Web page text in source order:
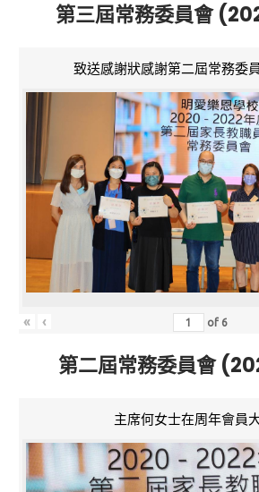
第三屆常務委員會
致送感謝狀感謝第二屆常務委
« ‹ of 6
第二屆常務委員會
主席何女士在周年會員